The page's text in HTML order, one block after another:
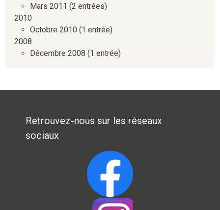
Mars 2011 (2 entrées)
2010
Octobre 2010 (1 entrée)
2008
Décembre 2008 (1 entrée)
Retrouvez-nous sur les réseaux
sociaux